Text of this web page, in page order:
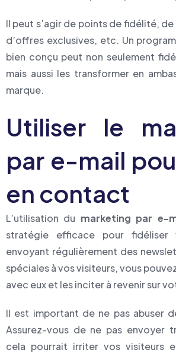
Il peut s’agir de points de fidélité,
d’offres exclusives, etc. Un
bien conçu peut non seulement
mais aussi les transformer en
marque.
Utiliser le
par e-mail
en contact
L’utilisation du marketing par e-
stratégie efficace pour fidéliser
envoyant régulièrement des
spéciales à vos visiteurs, vous
avec eux et les inciter à revenir sur
Il est important de ne pas abuser
Assurez-vous de ne pas envoyer
cela pourrait irriter vos visiteurs